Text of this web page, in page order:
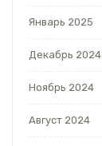
Январь 2025
Декабрь 2024
Ноябрь 2024
Август 2024